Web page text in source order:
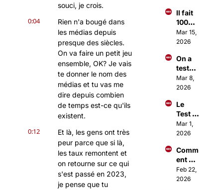
souci, je crois.
0:04
Rien n'a bougé dans
les médias depuis
presque des siècles.
On va faire un petit jeu
ensemble, OK? Je vais
te donner le nom des
médias et tu vas me
dire depuis combien
de temps est-ce qu'ils
existent.
0:12
Et là, les gens ont très
peur parce que si là,
les taux remontent et
on retourne sur ce qui
s'est passé en 2023,
je pense que tu
avec
Open
Claw ?
Il fait
100M$
à 18
ans
à une
applic
ation
Mar 15,
2026
On a
testé
Open
Claw
totale
ment
fou)
Mar 8,
2026
Le
Test
Sangu
in
tout
Paris
parle
Mar 1,
2026
Comm
ent
Investi
r
Feb 22,
2026